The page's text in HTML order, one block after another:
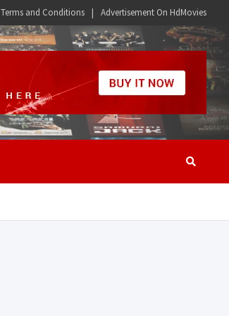
Terms and Conditions Advertisement On HdMovies